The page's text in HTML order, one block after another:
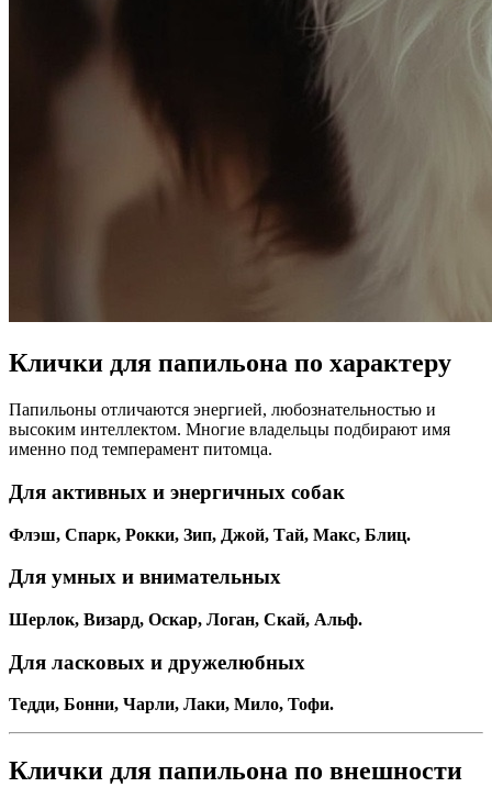
Клички для папильона по характеру
Папильоны отличаются энергией, любознательностью и
высоким интеллектом. Многие владельцы подбирают имя
именно под темперамент питомца.
Для активных и энергичных собак
Флэш, Спарк, Рокки, Зип, Джой, Тай, Макс, Блиц.
Для умных и внимательных
Шерлок, Визард, Оскар, Логан, Скай, Альф.
Для ласковых и дружелюбных
Тедди, Бонни, Чарли, Лаки, Мило, Тофи.
Клички для папильона по внешности